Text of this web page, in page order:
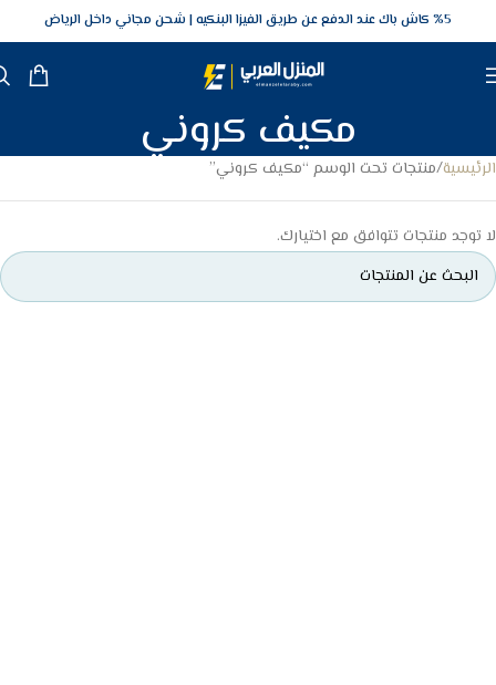
5‎% كاش باك عند الدفع عن طريق الفيزا البنكيه شحن مجاني داخل الرياض
مكيف كروني
الرئيسية منتجات تحت الوسم “مكيف كروني”
لا توجد منتجات تتوافق مع اختيارك.